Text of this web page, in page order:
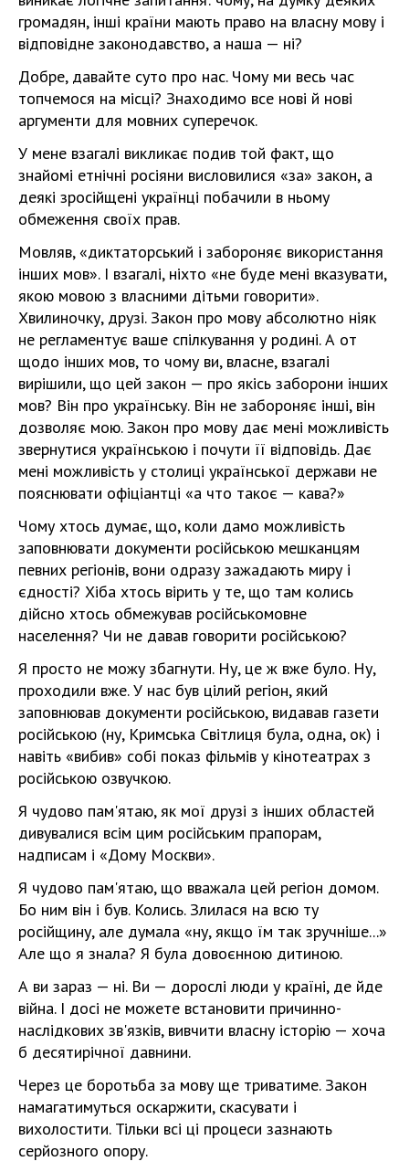
громадян, інші країни мають право на власну мову і
відповідне законодавство, а наша — ні?
Добре, давайте суто про нас. Чому ми весь час
топчемося на місці? Знаходимо все нові й нові
аргументи для мовних суперечок.
У мене взагалі викликає подив той факт, що
знайомі етнічні росіяни висловилися «за» закон, а
деякі зросійщені українці побачили в ньому
обмеження своїх прав.
Мовляв, «диктаторський і забороняє використання
інших мов». І взагалі, ніхто «не буде мені вказувати,
якою мовою з власними дітьми говорити».
Хвилиночку, друзі. Закон про мову абсолютно ніяк
не регламентує ваше спілкування у родині. А от
щодо інших мов, то чому ви, власне, взагалі
вирішили, що цей закон — про якісь заборони інших
мов? Він про українську. Він не забороняє інші, він
дозволяє мою. Закон про мову дає мені можливість
звернутися українською і почути її відповідь. Дає
мені можливість у столиці української держави не
пояснювати офіціантці «а что такоє — кава?»
Чому хтось думає, що, коли дамо можливість
заповнювати документи російською мешканцям
певних регіонів, вони одразу зажадають миру і
єдності? Хіба хтось вірить у те, що там колись
дійсно хтось обмежував російськомовне
населення? Чи не давав говорити російською?
Я просто не можу збагнути. Ну, це ж вже було. Ну,
проходили вже. У нас був цілий регіон, який
заповнював документи російською, видавав газети
російською (ну, Кримська Світлиця була, одна, ок) і
навіть «вибив» собі показ фільмів у кінотеатрах з
російською озвучкою.
Я чудово пам'ятаю, як мої друзі з інших областей
дивувалися всім цим російським прапорам,
надписам і «Дому Москви».
Я чудово пам'ятаю, що вважала цей регіон домом.
Бо ним він і був. Колись. Злилася на всю ту
російщину, але думала «ну, якщо їм так зручніше...»
Але що я знала? Я була довоєнною дитиною.
А ви зараз — ні. Ви — дорослі люди у країні, де йде
війна. І досі не можете встановити причинно-
наслідкових зв'язків, вивчити власну історію — хоча
б десятирічної давнини.
Через це боротьба за мову ще триватиме. Закон
намагатимуться оскаржити, скасувати і
вихолостити. Тільки всі ці процеси зазнають
серйозного опору.